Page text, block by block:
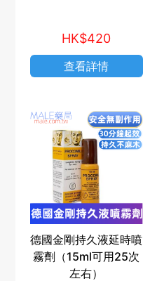
HK$420
查看詳情
德國金剛持久液延時噴
霧劑（15ml可用25次
左右）